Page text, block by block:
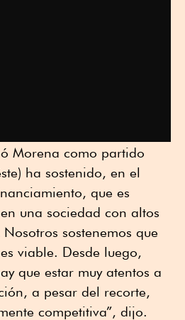
Morena como partido
ha sostenido, en el
que es
una sociedad con altos
sostenemos que
viable. Desde luego,
que estar muy atentos a
a pesar del recorte,
competitiva”, dijo.